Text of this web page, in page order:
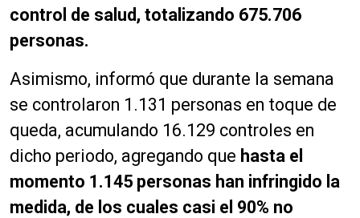
control de salud, totalizando 675.706
personas.
Asimismo, informó que durante la semana
se controlaron 1.131 personas en toque de
queda, acumulando 16.129 controles en
dicho periodo, agregando que hasta el
momento 1.145 personas han infringido la
medida, de los cuales casi el 90% no